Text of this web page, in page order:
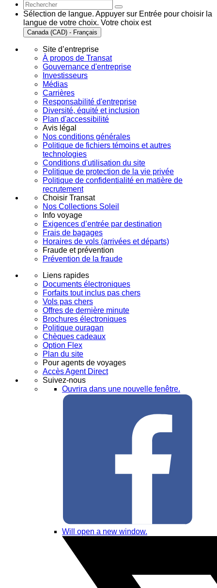
Sélection de langue. Appuyer sur Entrée pour choisir la
langue de votre choix. Votre choix est
Canada (CAD) - Français
Site d’entreprise
À propos de Transat
Gouvernance d'entreprise
Investisseurs
Médias
Carrières
Responsabilité d'entreprise
Diversité, équité et inclusion
Plan d'accessibilité
Avis légal
Nos conditions générales
Politique de fichiers témoins et autres
technologies
Conditions d'utilisation du site
Politique de protection de la vie privée
Politique de confidentialité en matière de
recrutement
Choisir Transat
Nos Collections Soleil
Info voyage
Exigences d’entrée par destination
Frais de bagages
Horaires de vols (arrivées et départs)
Fraude et prévention
Prévention de la fraude
Liens rapides
Documents électroniques
Forfaits tout inclus pas chers
Vols pas chers
Offres de dernière minute
Brochures électroniques
Politique ouragan
Chèques cadeaux
Option Flex
Plan du site
Pour agents de voyages
Accès Agent Direct
Suivez-nous
Ouvrira dans une nouvelle fenêtre.
Will open a new window.